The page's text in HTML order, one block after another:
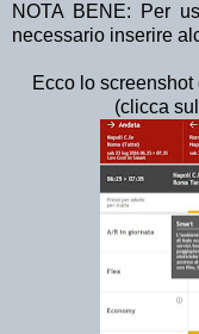
NOTA BENE: Per
necessario inserire
Ecco lo
(clicca